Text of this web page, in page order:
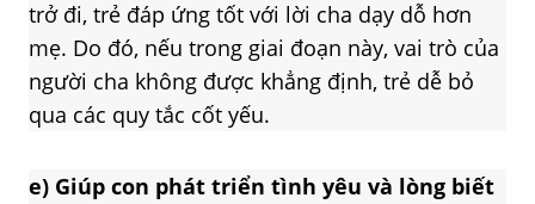
trở đi, trẻ đáp ứng tốt với lời cha dạy dỗ hơn
mẹ. Do đó, nếu trong giai đoạn này, vai trò của
người cha không được khẳng định, trẻ dễ bỏ
qua các quy tắc cốt yếu.
e) Giúp con phát triển tình yêu và lòng biết